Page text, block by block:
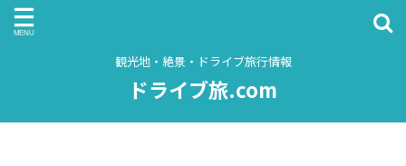
観光地・絶景・ドライブ旅行情報
ドライブ旅.com